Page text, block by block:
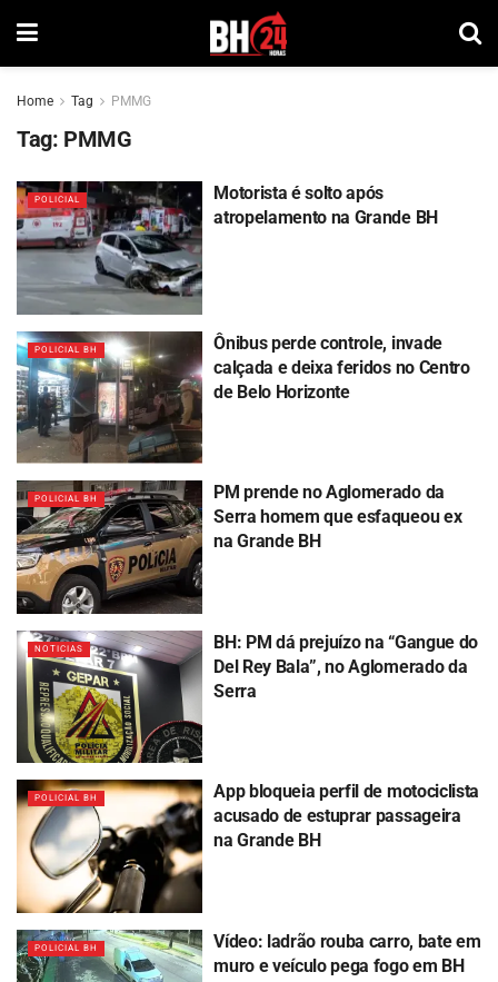
Home Tag PMMG
Tag: PMMG
POLICIAL
Motorista é solto após
atropelamento na Grande BH
POLICIAL BH
Ônibus perde controle, invade
calçada e deixa feridos no Centro
de Belo Horizonte
POLICIAL BH
PM prende no Aglomerado da
Serra homem que esfaqueou ex
na Grande BH
NOTICIAS
BH: PM dá prejuízo na “Gangue do
Del Rey Bala”, no Aglomerado da
Serra
POLICIAL BH
App bloqueia perfil de motociclista
acusado de estuprar passageira
na Grande BH
POLICIAL BH
Vídeo: ladrão rouba carro, bate em
muro e veículo pega fogo em BH